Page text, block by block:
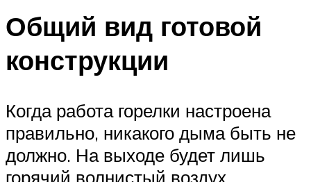
Общий вид готовой
конструкции
Когда работа горелки настроена
правильно, никакого дыма быть не
должно. На выходе будет лишь
горячий волнистый воздух.